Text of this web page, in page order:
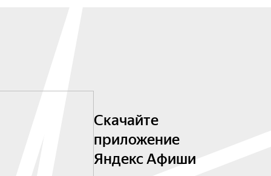
Скачайте
приложение
Яндекс Афиши